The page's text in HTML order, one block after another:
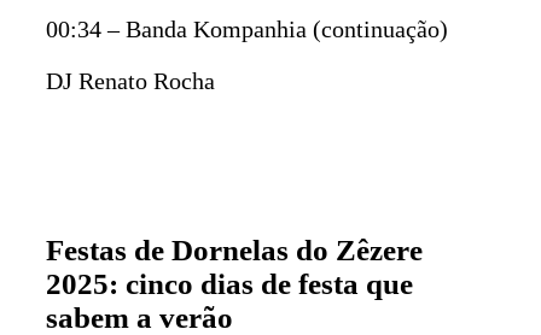
00:34 – Banda Kompanhia (continuação)
DJ Renato Rocha
Festas de Dornelas do Zêzere
2025: cinco dias de festa que
sabem a verão